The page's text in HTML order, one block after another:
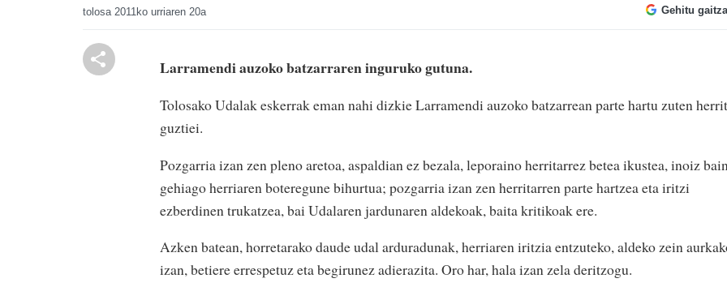
tolosa 2011ko urriaren 20a Gehitu
Larramendi auzoko batzarraren inguruko gutuna.
Tolosako Udalak eskerrak eman nahi dizkie Larramendi auzoko batzarrean parte hartu zuten
guztiei.
Pozgarria izan zen pleno aretoa, aspaldian ez bezala, leporaino herritarrez betea ikustea, inoiz
gehiago herriaren boteregune bihurtua; pozgarria izan zen herritarren parte hartzea eta iritzi
ezberdinen trukatzea, bai Udalaren jardunaren aldekoak, baita kritikoak ere.
Azken batean, horretarako daude udal arduradunak, herriaren iritzia entzuteko, aldeko zein
izan, betiere errespetuz eta begirunez adierazita. Oro har, hala izan zela deritzogu.